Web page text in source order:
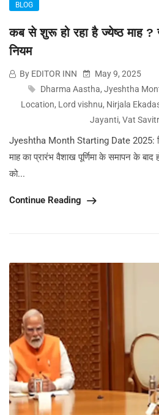
BLOG
कब से शुरू हो रहा है ज्येष्ठ माह
नियम
By EDITOR INN
May 9, 2025
Dharma Aastha, Jyeshtha
Location, Lord vishnu, Nirjala
Jayanti, Vat
Jyeshtha Month Starting Date 2025:
माह का प्रारंभ वैशाख पूर्णिमा के समापन के बाद
को...
Continue Reading